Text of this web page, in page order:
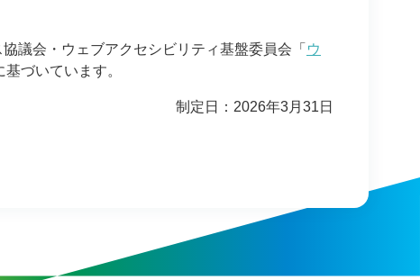
議会・ウェブアクセシビリティ基盤委員会「 ウ
基づいています。
制定日：2026年3月31日